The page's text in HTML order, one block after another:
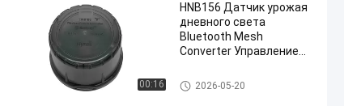
00:16
HNB156 Датчик урожая
дневного света
Bluetooth Mesh
Converter Управление
Продукты Zhaga Book18
2026-05-20